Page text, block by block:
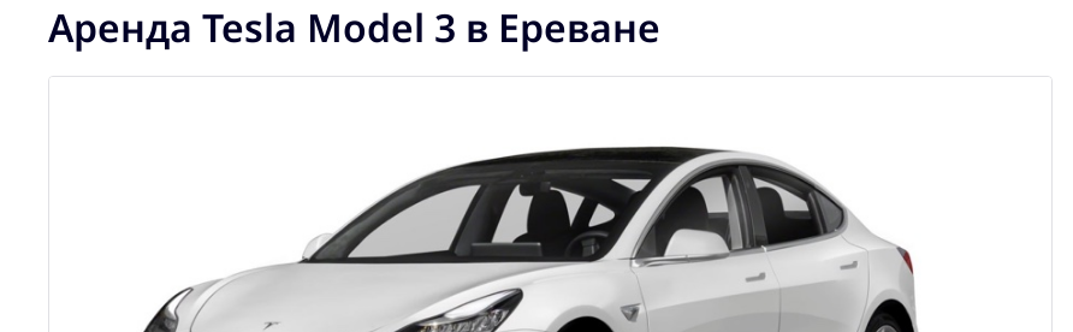
Аренда Tesla Model 3 в Ереване